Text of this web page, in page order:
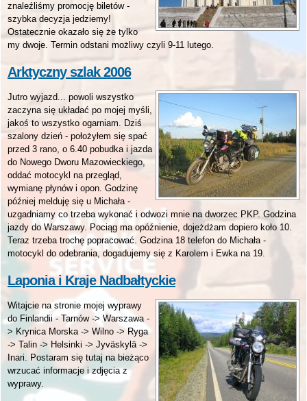
znaleźliśmy promocję biletów -
szybka decyzja jedziemy!
Ostatecznie okazało się że tylko
my dwoje. Termin odstani możliwy czyli 9-11 lutego.
Arktyczny szlak 2006
Jutro wyjazd... powoli wszystko
zaczyna się układać po mojej myśli,
jakoś to wszystko ogarniam. Dziś
szalony dzień - położyłem się spać
przed 3 rano, o 6.40 pobudka i jazda
do Nowego Dworu Mazowieckiego,
oddać motocykl na przegląd,
wymianę płynów i opon. Godzinę
później melduję się u Michała -
uzgadniamy co trzeba wykonać i odwozi mnie na dworzec PKP. Godzina
jazdy do Warszawy. Pociąg ma opóźnienie, dojeżdżam dopiero koło 10.
Teraz trzeba trochę popracować. Godzina 18 telefon do Michała -
motocykl do odebrania, dogadujemy się z Karolem i Ewka na 19.
Laponia i Kraje Nadbałtyckie
Witajcie na stronie mojej wyprawy
do Finlandii - Tarnów -> Warszawa -
> Krynica Morska -> Wilno -> Ryga
-> Talin -> Helsinki -> Jyväskylä ->
Inari. Postaram się tutaj na bieżąco
wrzucać informacje i zdjęcia z
wyprawy.